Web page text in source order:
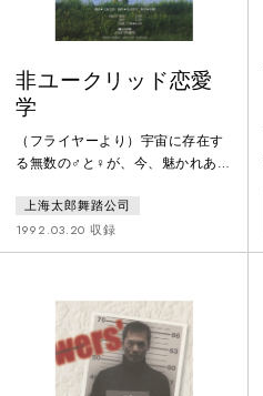
非ユークリッド恋愛
学
（フライヤーより）宇宙に存在す
る無数の♂と♀が、今、魅かれあっ
かばかりなのだろう。あなたの恋
は宇宙の摂理のまさしく一環なの
だ。あなたは恋の始まりを覚えて
視図（パースペクティブ）。私達
はそれを、『非ユークリッド恋愛
学』と呼ぶことにする。今、恋が
始まる。
上海太郎舞踏公司
1992.03.20 収録